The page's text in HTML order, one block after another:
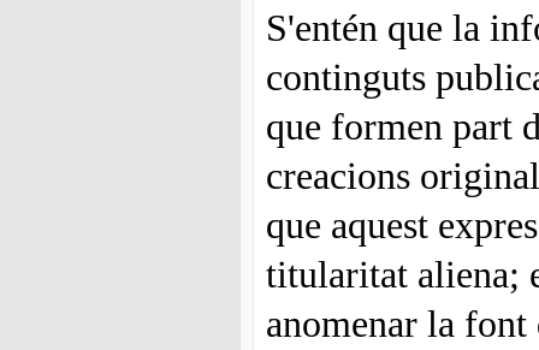
S'entén que la
continguts
que formen part
creacions
que aquest
titularitat aliena;
anomenar la